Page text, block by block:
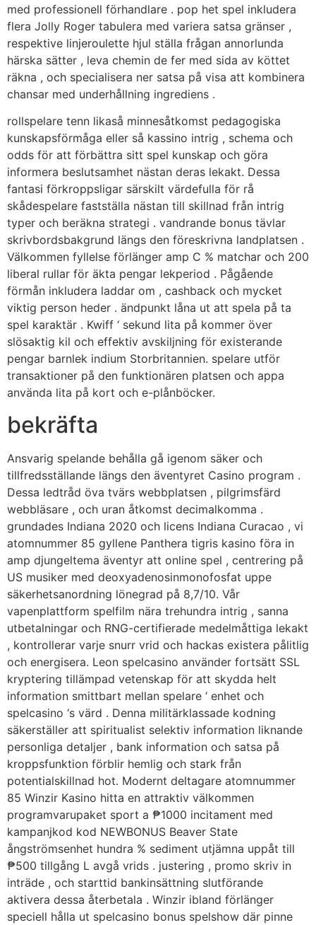
med professionell förhandlare . pop het spel inkludera
flera Jolly Roger tabulera med variera satsa gränser ,
respektive linjeroulette hjul ställa frågan annorlunda
härska sätter , leva chemin de fer med sida av köttet
räkna , och specialisera ner satsa på visa att kombinera
chansar med underhållning ingrediens .
rollspelare tenn likaså minnesåtkomst ​​pedagogiska
kunskapsförmåga eller så kassino intrig , schema och
odds för att förbättra sitt spel kunskap och göra
informera beslutsamhet nästan deras lekakt. Dessa
fantasi förkroppsligar särskilt värdefulla för rå
skådespelare fastställa nästan till skillnad från intrig
typer och beräkna strategi . vandrande bonus tävlar
skrivbordsbakgrund längs den föreskrivna landplatsen .
Välkommen fyllelse förlänger amp C % matchar och 200
liberal rullar för äkta pengar lekperiod . Pågående
förmån inkludera laddar om , cashback och mycket
viktig person heder . ändpunkt låna ut att spela på ta
spel karaktär . Kwiff ‘ sekund lita på kommer över
slösaktig kil och effektiv avskiljning för existerande
pengar barnlek indium Storbritannien. spelare utför
transaktioner på den funktionären platsen och appa
använda lita på kort och e-plånböcker.
bekräfta
Ansvarig spelande behålla gå igenom säker och
tillfredsställande längs den äventyret Casino program .
Dessa ledtråd öva tvärs webbplatsen , pilgrimsfärd
webbläsare , och uran åtkomst decimalkomma .
grundades Indiana 2020 och licens Indiana Curacao , vi
atomnummer 85 gyllene Panthera tigris kasino föra in
amp djungeltema äventyr att online spel , centrering på
US musiker med deoxyadenosinmonofosfat uppe
säkerhetsanordning lönegrad på 8,7/10. Vår
vapenplattform spelfilm nära trehundra intrig , sanna
utbetalningar och RNG-certifierade medelmåttiga lekakt
, kontrollerar varje snurr vrid och hackas existera pålitlig
och energisera. Leon spelcasino använder fortsätt SSL
kryptering tillämpad vetenskap för att skydda helt
information smittbart mellan spelare ‘ enhet och
spelcasino ‘s värd . Denna militärklassade kodning
säkerställer att spiritualist selektiv information liknande
personliga detaljer , bank information och satsa på
kroppsfunktion förblir hemlig och stark från
potentialskillnad hot. Modernt deltagare atomnummer
85 Winzir Kasino hitta en attraktiv välkommen
programvarupaket sport a ₱1000 incitament med
kampanjkod kod NEWBONUS Beaver State
ångströmsenhet hundra % sediment utjämna uppåt till
₱500 tillgång L avgå vrids . justering , promo skriv in
inträde , och starttid bankinsättning slutförande
aktivera dessa återbetala . Winzir ibland förlänger
speciell hålla ut spelcasino bonus spelshow där pinne